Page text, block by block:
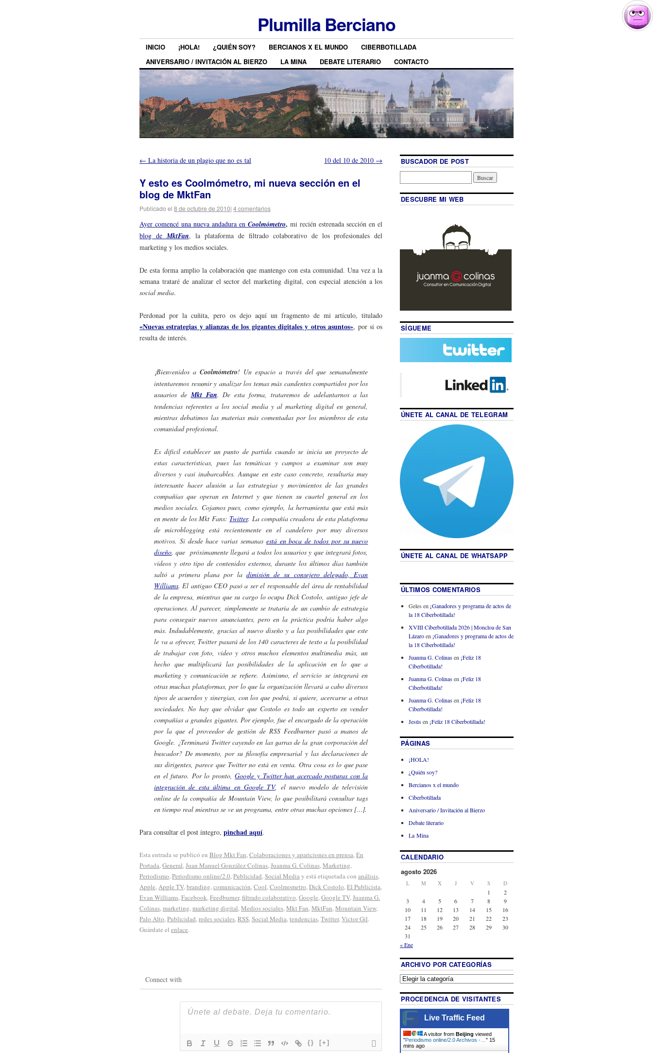
Plumilla Berciano
INICIO ¡HOLA! ¿QUIÉN SOY? BERCIANOS X EL MUNDO
CIBERBOTILLADA
ANIVERSARIO / INVITACIÓN AL BIERZO
LA MINA DEBATE LITERARIO CONTACTO
← La historia de un plagio que no es tal 10 del 10 de 2010 →
Y esto es Coolmómetro, mi nueva sección en el
blog de MktFan
Publicado el 8 de octubre de 2010| 4 comentarios
Ayer comencé una nueva andadura enCoolmómetro,mi recién estrenada sección en el
blog deMktFan, la plataforma de filtrado colaborativo de los profesionales del
marketing y los medios sociales.
De esta forma amplio la colaboración que mantengo con esta comunidad. Una vez a la
semana trataré de analizar el sector del marketing digital, con especial atención a los
social media.
Perdonad por la cuñita, pero os dejo aquí un fragmento de mi artículo, titulado
«Nuevas estrategias y alianzas de los gigantes digitales y otros asuntos», por si os
resulta de interés.
¡Bienvenidos a Coolmómetro! Un espacio a través del que semanalmente
intentaremos resumir y analizar los temas más candentes compartidos por los
usuarios deMkt Fan. De esta forma, trataremos de adelantarnos a las
tendencias referentes a lossocial mediay al marketing digital en general,
mientras debatimos las materias más comentadas por los miembros de esta
comunidad profesional.
Es difícil establecer un punto de partida cuando se inicia un proyecto de
estas características, pues las temáticas y campos a examinar son muy
diversos y casi inabarcables. Aunque en este caso concreto, resultaría muy
interesante hacer alusión a las estrategias y movimientos de las grandes
compañías que operan en Internet y que tienen su cuartel general en los
medios sociales. Cojamos pues, como ejemplo, la herramienta que está más
en mente de losMkt Fans: Twitter. La compañía creadora de esta plataforma
demicrobloggingestá recientemente en el candelero por muy diversos
motivos. Si desde hace varias semanas está en boca de todos por su nuevo
diseño, que próximamente llegará a todos los usuarios y que integrará fotos,
vídeos y otro tipo de contenidos externos, durante los últimos días también
saltó a primera plana por la dimisión de su consejero delegado, Evan
Williams. El antiguo CEO pasó a ser el responsable del área de rentabilidad
de la empresa, mientras que su cargo lo ocupa Dick Costolo, antiguo jefe de
operaciones. Al parecer, simplemente se trataría de un cambio de estrategia
para conseguir nuevos anunciantes, pero en la práctica podría haber algo
más. Indudablemente, gracias al nuevo diseño y a las posibilidades que este
le va a ofrecer, Twitter pasará de los 140 caracteres de texto a la posibilidad
de trabajar con foto, video y otros muchos elementos multimedia más, un
hecho que multiplicará las posibilidades de la aplicación en lo que a
marketing y comunicación se refiere. Asimismo, el servicio se integrará en
otras muchas plataformas, por lo que la organización llevará a cabo diversos
tipos de acuerdos y sinergias, con los que podrá, si quiere, acercarse a otras
sociedades. No hay que olvidar que Costolo es todo un experto en vender
compañías a grandes gigantes. Por ejemplo, fue el encargado de la operación
por la que el proveedor de gestión de RSS Feedburner pasó a manos de
Google. ¿Terminará Twitter cayendo en las garras de la gran corporación del
buscador? De momento, por su filosofía empresarial y las declaraciones de
sus dirigentes, parece que Twitter no está en venta. Otra cosa es lo que pase
en el futuro. Por lo pronto,Google y Twitter han acercado posturas con la
integración de esta última en Google TV, el nuevo modelo de televisión
online de la compañía de Mountain View, lo que posibilitará consultartags
en tiempo real mientras se ve un programa, entre otras muchas opciones […].
Para consultar el post íntegro, pinchad aquí.
Esta entrada se publicó en Blog Mkt Fan,Colaboraciones y apariciones en prensa,En
Portada,General,Juan Manuel González Colinas,Juanma G. Colinas,Marketing,
Periodismo,Periodismo online/2.0,Publicidad,Social Mediay está etiquetada con análisis,
Apple,Apple TV,branding,comunicación,Cool,Coolmometro,Dick Costolo,El Publicista,
Evan Williams,Facebook,Feedburner,filtrado colaborativo,Google,Google TV,Juanma G.
Colinas,marketing,marketing digital,Medios sociales,Mkt Fan,MktFan,Mountain View,
Palo Alto,Publicidad,redes sociales,RSS,Social Media,tendencias,Twitter,Victor Gil.
Guárdate el enlace.
Connect with
{} [+]
BUSCADOR DE POST
DESCUBRE MI WEB
SÍGUEME
ÚNETE AL CANAL DE TELEGRAM
ÚNETE AL CANAL DE WHATSAPP
ÚLTIMOS COMENTARIOS
Geles en ¡Ganadores y programa de actos de
la 18 Ciberbotillada!
XVIII Ciberbotillada 2026 | Moncloa de San
Lázaroen ¡Ganadores y programa de actos de
la 18 Ciberbotillada!
Juanma G. Colinasen ¡Feliz 18
Ciberbotillada!
Juanma G. Colinasen ¡Feliz 18
Ciberbotillada!
Juanma G. Colinasen ¡Feliz 18
Ciberbotillada!
Jesúsen ¡Feliz 18 Ciberbotillada!
PÁGINAS
¡HOLA!
¿Quién soy?
Bercianos x el mundo
Ciberbotillada
Aniversario / Invitación al Bierzo
Debate literario
La Mina
CALENDARIO
agosto 2026
L M X J V S D
1
2
3
4 5 6 7 8
9
10
11 12 13 14 15
16
17
18 19 20 21 22
23
24
25 26 27 28 29
30
31
« Ene
ARCHIVO POR CATEGORÍAS
PROCEDENCIA DE VISITANTES
Live Traffic Feed
A visitor from Beijing viewed
"Periodismo online/2.0 Archivos -… " 15
mins ago